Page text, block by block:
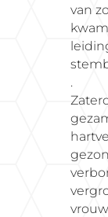
van
.